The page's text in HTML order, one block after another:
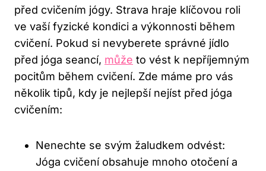
před cvičením ⁢jógy. Strava hraje klíčovou roli
ve vaší fyzické kondici‍ a výkonnosti během
cvičení. Pokud si nevyberete správné jídlo
před jóga seancí, může to vést k nepříjemným
pocitům‌ během cvičení. Zde máme pro‍ vás
několik tipů, kdy je ⁤nejlepší nejíst před jóga
cvičením:
Nenechte se svým žaludkem⁢ odvést:
Jóga‌ cvičení obsahuje mnoho​ otočení⁤ a